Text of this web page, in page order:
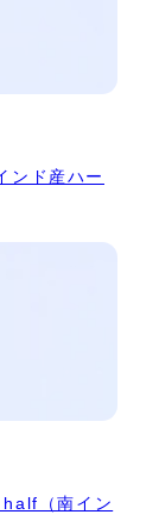
ド産ハー
（南イン